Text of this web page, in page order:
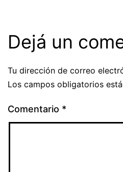
Dejá un
Tu dirección de correo
Los campos obligatorios
Comentario *